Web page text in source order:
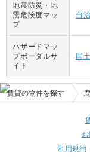
地震防災・地
震危険度マッ
プ
自
ハザードマッ
プポータルサ
イト
国
賃貸の物件を探す
利用規約